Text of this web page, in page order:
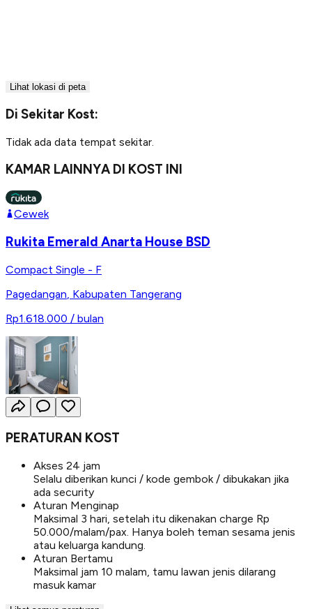
Lihat lokasi di peta
Di Sekitar Kost:
Tidak ada data tempat sekitar.
KAMAR LAINNYA DI KOST INI
Cewek
Rukita Emerald Anarta House BSD
Compact Single - F
Pagedangan Kabupaten Tangerang
Rp1.618.000 / bulan
PERATURAN KOST
Akses 24 jam
Selalu diberikan kunci / kode gembok / dibukakan jika
ada security
Aturan Menginap
Maksimal 3 hari, setelah itu dikenakan charge Rp
50.000/malam/pax. Hanya boleh teman sesama jenis
atau keluarga kandung.
Aturan Bertamu
Maksimal jam 10 malam, tamu lawan jenis dilarang
masuk kamar